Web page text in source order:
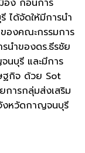
อง ก่อนการ
ได้จัดให้มีการนำ
ของคณะกรรมการ
นำของดร.ธีรชัย
นบุรี และมีการ
ฐกิจ ด้วย Sot
ารกลุ่มส่งเสริม
งหวัดกาญจนบุรี